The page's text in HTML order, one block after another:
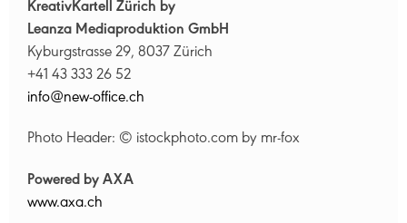
KreativKartell Zürich by
Leanza Mediaproduktion GmbH
Kyburgstrasse 29, 8037 Zürich
+41 43 333 26 52
nf
n w- ffc ch
Photo Header: © istockphoto.com by mr-fox
Powered by AXA
www.axa.ch